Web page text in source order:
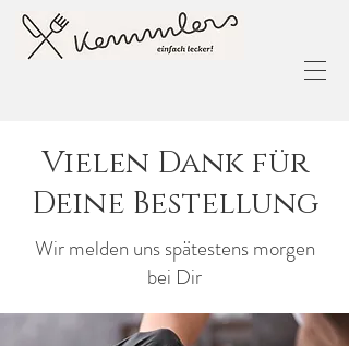
Vielen Dank für
Deine Bestellung
Wir melden uns spätestens morgen
bei Dir